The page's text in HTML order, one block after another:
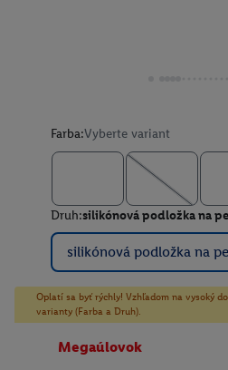
Farba:Vyberte variant
Druh:silikónová podložka na
silikónová podložka na
Oplatí sa byť rýchly! Vzhľadom na vysoký
varianty (Farba a Druh).
Megaúlovok